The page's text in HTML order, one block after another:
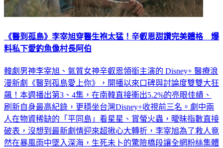
《醫到孤島》李宰旭穿醫生袍太猛！辛叡恩甜讚完美體格 爆
料私下愛釣魚像村長阿伯
韓劇男神李宰旭、氣質女神辛叡恩領銜主演的 Disney+ 醫療浪
漫新劇《醫到孤島愛上你》，開播以來口碑與討論度雙雙大狂
飆！本週播出第3、4集，在南韓直接衝出5.2%的亮眼佳績、
刷新自身最高紀錄，更穩坐台灣Disney+收視前三名。劇中兩
人在物資稀缺的「平同島」看星星、賞螢火蟲，曖昧指數直接
破表，沒想到最新劇情迎來超揪心大轉折，李宰旭為了救人竟
然在暴風雨中墜入深海，生死未卜的驚險橋段讓全網粉絲集體